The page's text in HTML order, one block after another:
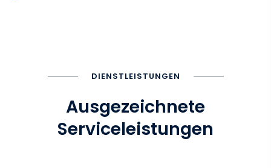
DIENSTLEISTUNGEN
Ausgezeichnete
Serviceleistungen